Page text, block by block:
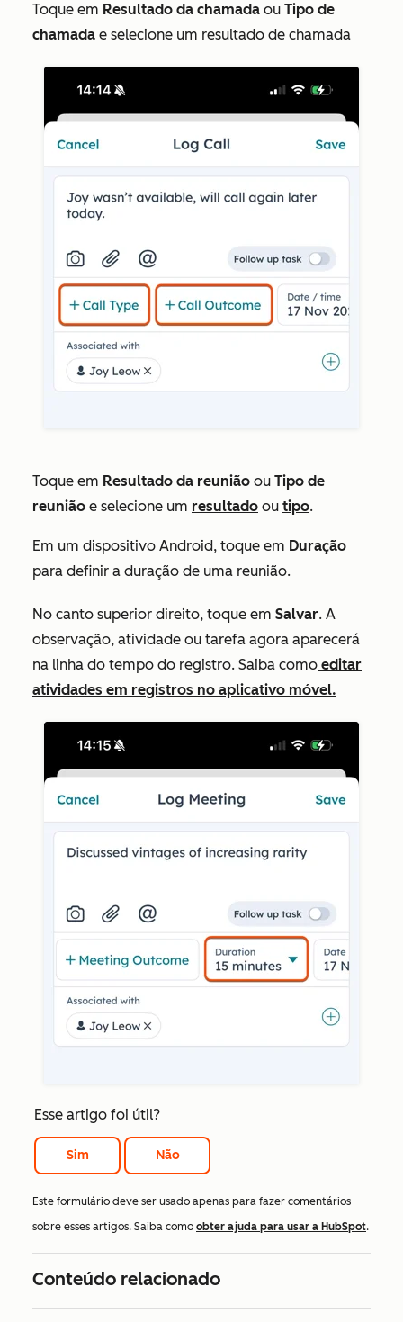
Toque em Resultado da chamada ou Tipo de
chamada e selecione um resultado de chamada
Toque em Resultado da reunião ou Tipo de
reunião e selecione um resultado ou tipo.
Em um dispositivo Android, toque em Duração
para definir a duração de uma reunião.
No canto superior direito, toque em Salvar. A
observação, atividade ou tarefa agora aparecerá
na linha do tempo do registro. Saiba como editar
atividades em registros no aplicativo móvel.
Esse artigo foi útil?
Sim Não
Este formulário deve ser usado apenas para fazer comentários
sobre esses artigos. Saiba como obter ajuda para usar a HubSpot.
Conteúdo relacionado